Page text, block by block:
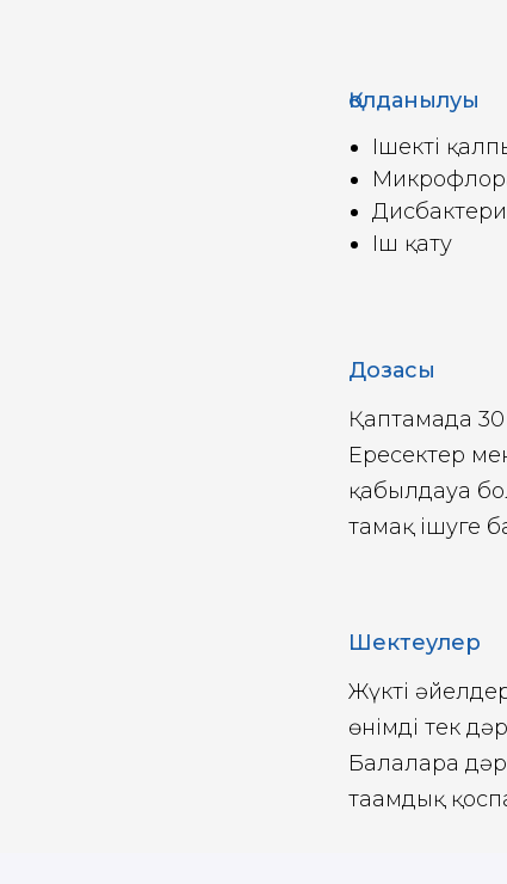
Қолданылуы
Ішекті
Іш қату
Дозасы
Қаптамада 30
Ересектер
қабылдауға
тамақ ішуге
Шектеулер
Жүкті
өнімді тек
Балаларға
тағамдық